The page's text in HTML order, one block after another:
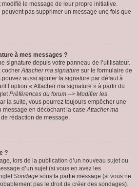
modifié le message de leur propre initiative.
pas supprimer un message une fois que
à mes messages ?
signature depuis votre panneau de l’utilisateur.
cocherAttacher ma signature sur le formulaire de
aussi ajouter la signature par défaut à
l’option « Attacher ma signature » à partir du
Préférences du forum --> Modifier les
la suite, vous pourrez toujours empêcher une
message en décochant la caseAttacher ma
rédaction de message.
?
lors de la publication d’un nouveau sujet ou
d’un sujet (si vous en avez les
Sondage sous la partie message (si vous ne
pas le droit de créer des sondages).